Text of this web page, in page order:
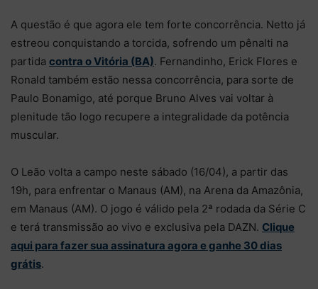
A questão é que agora ele tem forte concorrência. Netto já
estreou conquistando a torcida, sofrendo um pênalti na
partida contra o Vitória (BA). Fernandinho, Erick Flores e
Ronald também estão nessa concorrência, para sorte de
Paulo Bonamigo, até porque Bruno Alves vai voltar à
plenitude tão logo recupere a integralidade da potência
muscular.
O Leão volta a campo neste sábado (16/04), a partir das
19h, para enfrentar o Manaus (AM), na Arena da Amazônia,
em Manaus (AM). O jogo é válido pela 2ª rodada da Série C
e terá transmissão ao vivo e exclusiva pela DAZN. Clique
aqui para fazer sua assinatura agora e ganhe 30 dias
grátis.